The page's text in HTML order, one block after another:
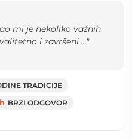
mi je nekoliko važnih
i završeni ..."
TRADICIJE
BRZI ODGOVOR